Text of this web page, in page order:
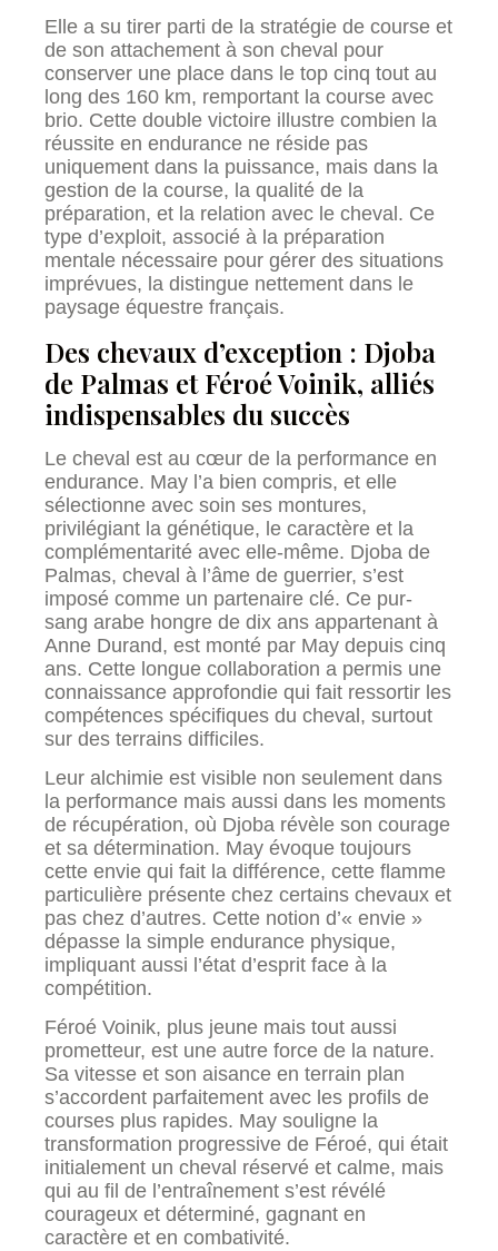
Elle a su tirer parti de la stratégie de course et
de son attachement à son cheval pour
conserver une place dans le top cinq tout au
long des 160 km, remportant la course avec
brio. Cette double victoire illustre combien la
réussite en endurance ne réside pas
uniquement dans la puissance, mais dans la
gestion de la course, la qualité de la
préparation, et la relation avec le cheval. Ce
type d’exploit, associé à la préparation
mentale nécessaire pour gérer des situations
imprévues, la distingue nettement dans le
paysage équestre français.
Des chevaux d’exception : Djoba
de Palmas et Féroé Voinik, alliés
indispensables du succès
Le cheval est au cœur de la performance en
endurance. May l’a bien compris, et elle
sélectionne avec soin ses montures,
privilégiant la génétique, le caractère et la
complémentarité avec elle-même. Djoba de
Palmas, cheval à l’âme de guerrier, s’est
imposé comme un partenaire clé. Ce pur-
sang arabe hongre de dix ans appartenant à
Anne Durand, est monté par May depuis cinq
ans. Cette longue collaboration a permis une
connaissance approfondie qui fait ressortir les
compétences spécifiques du cheval, surtout
sur des terrains difficiles.
Leur alchimie est visible non seulement dans
la performance mais aussi dans les moments
de récupération, où Djoba révèle son courage
et sa détermination. May évoque toujours
cette envie qui fait la différence, cette flamme
particulière présente chez certains chevaux et
pas chez d’autres. Cette notion d’« envie »
dépasse la simple endurance physique,
impliquant aussi l’état d’esprit face à la
compétition.
Féroé Voinik, plus jeune mais tout aussi
prometteur, est une autre force de la nature.
Sa vitesse et son aisance en terrain plan
s’accordent parfaitement avec les profils de
courses plus rapides. May souligne la
transformation progressive de Féroé, qui était
initialement un cheval réservé et calme, mais
qui au fil de l’entraînement s’est révélé
courageux et déterminé, gagnant en
caractère et en combativité.